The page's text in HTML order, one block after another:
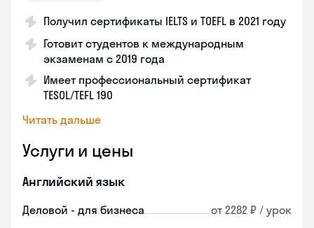
Получил сертификаты IELTS и TOEFL в 2021 году
Готовит студентов к международным
экзаменам с 2019 года
Имеет профессиональный сертификат
TESOL/TEFL 190
Читать дальше
Услуги и цены
Английский язык
Деловой - для бизнеса от 2282 ₽ / урок